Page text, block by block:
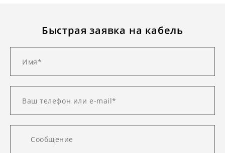
Быстрая заявка на кабель